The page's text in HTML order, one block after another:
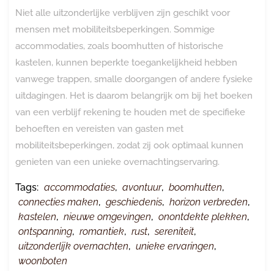
Niet alle uitzonderlijke verblijven zijn geschikt voor
mensen met mobiliteitsbeperkingen. Sommige
accommodaties, zoals boomhutten of historische
kastelen, kunnen beperkte toegankelijkheid hebben
vanwege trappen, smalle doorgangen of andere fysieke
uitdagingen. Het is daarom belangrijk om bij het boeken
van een verblijf rekening te houden met de specifieke
behoeften en vereisten van gasten met
mobiliteitsbeperkingen, zodat zij ook optimaal kunnen
genieten van een unieke overnachtingservaring.
Tags: accommodaties, avontuur, boomhutten,
connecties maken, geschiedenis, horizon verbreden,
kastelen, nieuwe omgevingen, onontdekte plekken,
ontspanning, romantiek, rust, sereniteit,
uitzonderlijk overnachten, unieke ervaringen,
woonboten